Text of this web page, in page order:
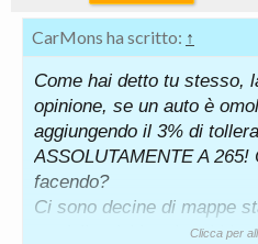
CarMons ha scritto: ↑
Come hai detto tu stesso,
opinione, se un auto è
aggiungendo il 3% di
ASSOLUTAMENTE A
facendo?
Ci sono decine di mappe
modello, dubito che chi ha
Clicca per